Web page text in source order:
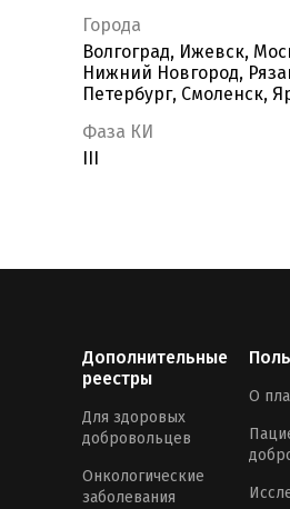
Города
Волгоград, Ижевск,
Нижний Новгород,
Петербург, Смоленск,
Фаза КИ
Дополнительные
реестры
Для здоровых
добровольцев
Онкологические
заболевания
О